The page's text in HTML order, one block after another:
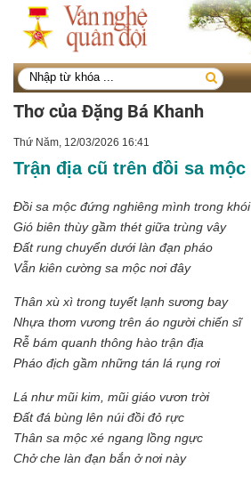
Thơ của Đặng Bá Khanh
Thứ Năm, 12/03/2026 16:41
Trận địa cũ trên đồi sa mộc
Đồi sa mộc đứng nghiêng mình trong khói
Gió biên thùy gầm thét giữa trùng vây
Đất rung chuyển dưới làn đạn pháo
Vẫn kiên cường sa mộc nơi đây
Thân xù xì trong tuyết lạnh sương bay
Nhựa thơm vương trên áo người chiến sĩ
Rễ bám quanh thông hào trận địa
Pháo địch gầm những tán lá rụng rơi
Lá như mũi kim, mũi giáo vươn trời
Đất đá bùng lên núi đồi đỏ rực
Thân sa mộc xé ngang lồng ngực
Chở che làn đạn bắn ở nơi này